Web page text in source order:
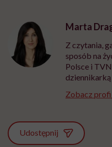
Marta
Z czytania,
sposób na
Polsce i
Zobacz
Udostępnij